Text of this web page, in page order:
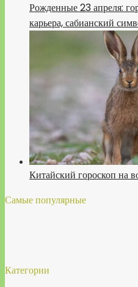
Рожденные 23 апреля:
карьера, сабианский
Китайский гороскоп на
Самые популярные
Категории